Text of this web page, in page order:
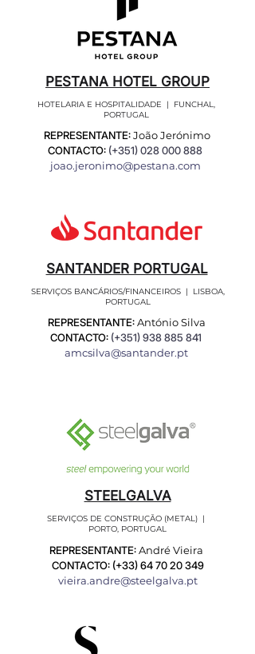
PESTANA HOTEL GROUP
HOTELARIA E HOSPITALIDADE | FUNCHAL,
PORTUGAL
REPRESENTANTE:João Jerónimo
CONTACTO: (+351)028 000 888
joao.jeronimo@pestana.com
SANTANDER PORTUGAL
SERVIÇOS BANCÁRIOS/FINANCEIROS | LISBOA,
PORTUGAL
REPRESENTANTE:António Silva
CONTACTO: (+351)938 885 841
amcsilva@santander.pt
STEELGALVA
SERVIÇOS DE CONSTRUÇÃO (METAL) |
PORTO, PORTUGAL
REPRESENTANTE:André Vieira
CONTACTO: (+33)64 70 20 349
vieira.andre@steelgalva.pt